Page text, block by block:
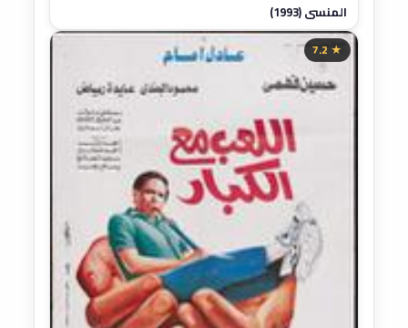
المنسي (1993)
★ 7.2